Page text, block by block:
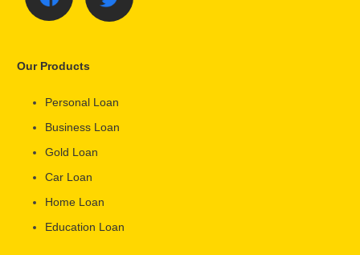
Our Products
Personal Loan
Business Loan
Gold Loan
Car Loan
Home Loan
Education Loan